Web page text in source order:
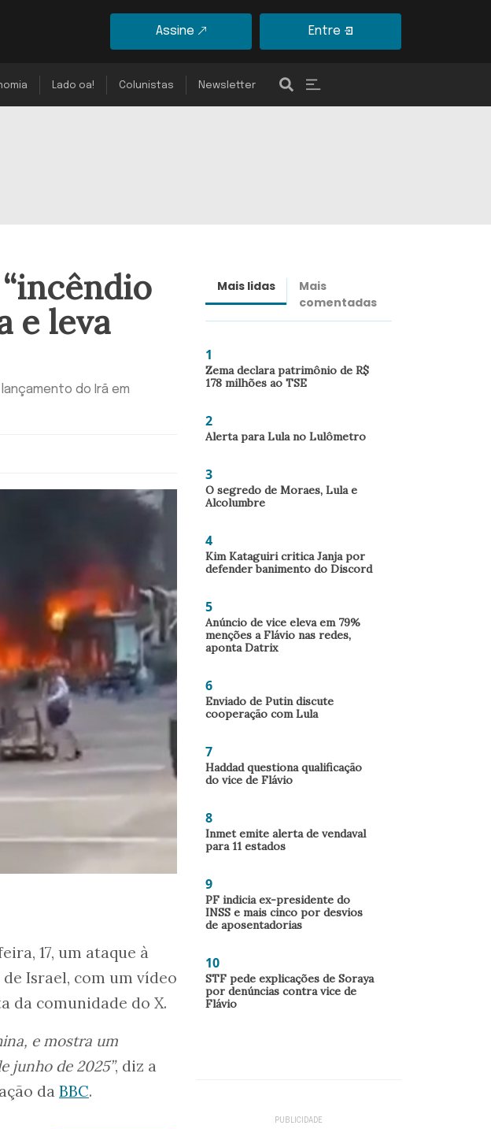
Assine Entre
Lado oa! Colunistas Newsletter
e leva
do Irã em
17, um ataque à
Israel, com um vídeo
da comunidade do X.
e mostra um
junho de 2025”, diz a
da BBC.
Mais lidas
Mais
comentadas
1
Zema declara patrimônio de R$
178 milhões ao TSE
2
Alerta para Lula no Lulômetro
3
O segredo de Moraes, Lula e
Alcolumbre
4
Kim Kataguiri critica Janja por
defender banimento do Discord
5
Anúncio de vice eleva em 79%
menções a Flávio nas redes,
aponta Datrix
6
Enviado de Putin discute
cooperação com Lula
7
Haddad questiona qualificação
do vice de Flávio
8
Inmet emite alerta de vendaval
para 11 estados
9
PF indicia ex-presidente do
INSS e mais cinco por desvios
de aposentadorias
10
STF pede explicações de Soraya
por denúncias contra vice de
Flávio